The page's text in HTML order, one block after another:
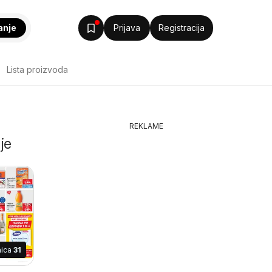
Prijava Registracija
Lista proizvoda
31
REKLAME